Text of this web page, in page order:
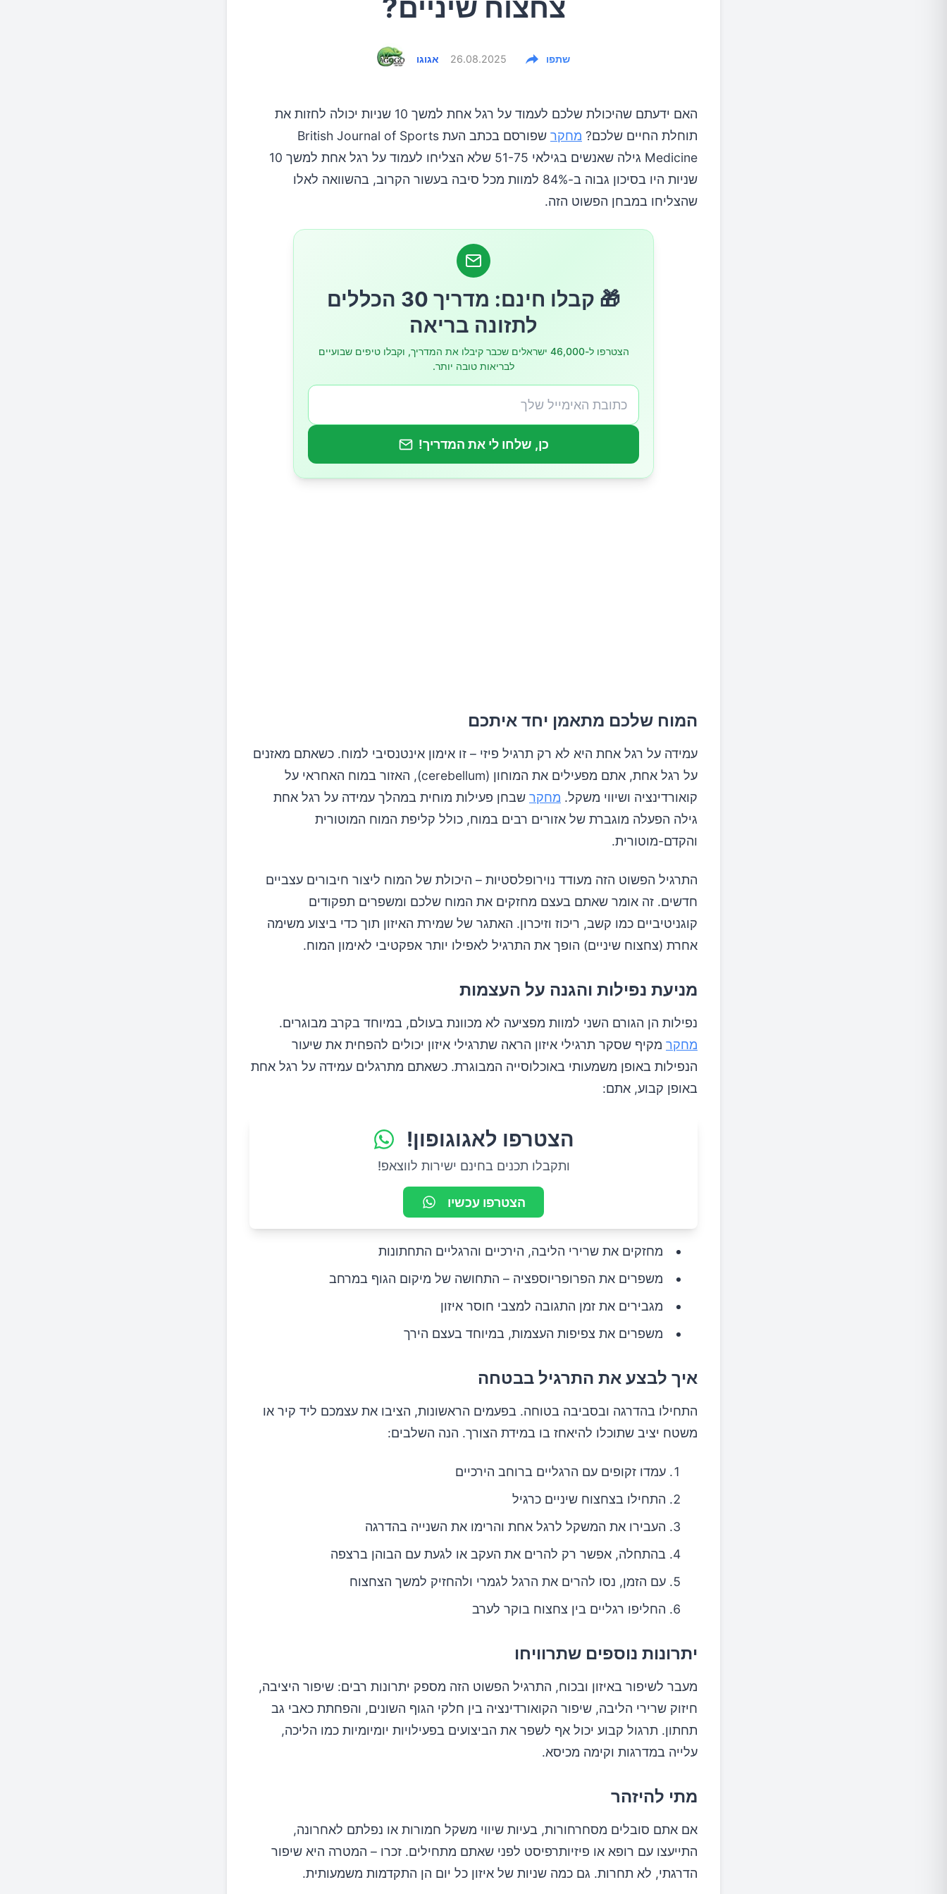
צחצוח שיניים?
אגוגו 26.08.2025 שתפו
האם ידעתם שהיכולת שלכם לעמוד על רגל אחת למשך 10 שניות יכולה לחזות את
תוחלת החיים שלכם? מחקר
שפורסם בכתב העת British Journal of Sports
Medicine גילה שאנשים בגילאי 51-75 שלא הצליחו לעמוד על רגל אחת למשך 10
שניות היו בסיכון גבוה ב-84% למוות מכל סיבה בעשור הקרוב, בהשוואה לאלו
שהצליחו במבחן הפשוט הזה.
🎁 קבלו חינם: מדריך 30 הכללים
לתזונה בריאה
הצטרפו ל-46,000 ישראלים שכבר קיבלו את המדריך, וקבלו טיפים שבועיים
לבריאות טובה יותר.
כן, שלחו לי את המדריך!
המוח שלכם מתאמן יחד איתכם
עמידה על רגל אחת היא לא רק תרגיל פיזי – זו אימון אינטנסיבי למוח. כשאתם מאזנים
על רגל אחת, אתם מפעילים את המוחון (cerebellum), האזור במוח האחראי על
קואורדינציה ושיווי משקל. מחקר שבחן פעילות מוחית במהלך עמידה על רגל אחת
גילה הפעלה מוגברת של אזורים רבים במוח, כולל קליפת המוח המוטורית
והקדם-מוטורית.
התרגיל הפשוט הזה מעודד נוירופלסטיות – היכולת של המוח ליצור חיבורים עצביים
חדשים. זה אומר שאתם בעצם מחזקים את המוח שלכם ומשפרים תפקודים
קוגניטיביים כמו קשב, ריכוז וזיכרון. האתגר של שמירת האיזון תוך כדי ביצוע משימה
אחרת (צחצוח שיניים) הופך את התרגיל לאפילו יותר אפקטיבי לאימון המוח.
מניעת נפילות והגנה על העצמות
נפילות הן הגורם השני למוות מפציעה לא מכוונת בעולם, במיוחד בקרב מבוגרים.
מחקר מקיף שסקר תרגילי איזון הראה שתרגילי איזון יכולים להפחית את שיעור
הנפילות באופן משמעותי באוכלוסייה המבוגרת. כשאתם מתרגלים עמידה על רגל אחת
באופן קבוע, אתם:
הצטרפו לאגוגופון!
ותקבלו תכנים בחינם ישירות לווצאפ!
הצטרפו עכשיו
מחזקים את שרירי הליבה, הירכיים והרגליים התחתונות
משפרים את הפרופריוספציה – התחושה של מיקום הגוף במרחב
מגבירים את זמן התגובה למצבי חוסר איזון
משפרים את צפיפות העצמות, במיוחד בעצם הירך
איך לבצע את התרגיל בבטחה
התחילו בהדרגה ובסביבה בטוחה. בפעמים הראשונות, הציבו את עצמכם ליד קיר או
משטח יציב שתוכלו להיאחז בו במידת הצורך. הנה השלבים:
עמדו זקופים עם הרגליים ברוחב הירכיים
התחילו בצחצוח שיניים כרגיל
העבירו את המשקל לרגל אחת והרימו את השנייה בהדרגה
בהתחלה, אפשר רק להרים את העקב או לגעת עם הבוהן ברצפה
עם הזמן, נסו להרים את הרגל לגמרי ולהחזיק למשך הצחצוח
החליפו רגליים בין צחצוח בוקר לערב
יתרונות נוספים שתרוויחו
מעבר לשיפור באיזון ובכוח, התרגיל הפשוט הזה מספק יתרונות רבים: שיפור היציבה,
חיזוק שרירי הליבה, שיפור הקואורדינציה בין חלקי הגוף השונים, והפחתת כאבי גב
תחתון. תרגול קבוע יכול אף לשפר את הביצועים בפעילויות יומיומיות כמו הליכה,
עלייה במדרגות וקימה מכיסא.
מתי להיזהר
אם אתם סובלים מסחרחורות, בעיות שיווי משקל חמורות או נפלתם לאחרונה,
התייעצו עם רופא או פיזיותרפיסט לפני שאתם מתחילים. זכרו – המטרה היא שיפור
הדרגתי, לא תחרות. גם כמה שניות של איזון כל יום הן התקדמות משמעותית.